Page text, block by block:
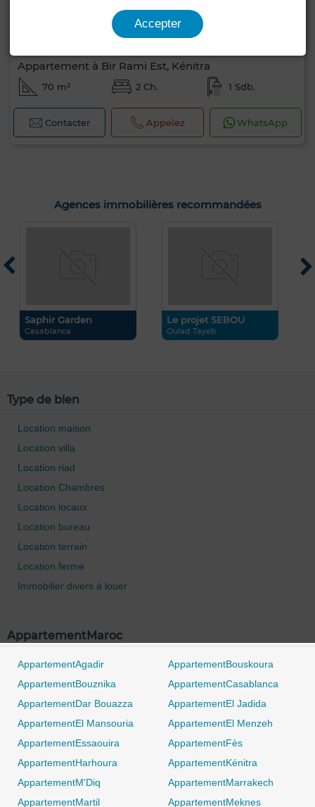
Appartement à Bir Rami Est, Kénitra
70 m² 2 Ch. 1 Sdb.
Contacter Appelez WhatsApp
Agences immobilières recommandées
Saphir Garden
Casablanca
Le projet SEBOU
Oulad Tayeb
Type de bien
Location maison
Location villa
Location riad
Location Chambres
Location locaux
Location bureau
Location terrain
Location ferme
Immobilier divers à louer
AppartementMaroc
AppartementAgadir
AppartementBouskoura
AppartementBouznika
AppartementCasablanca
AppartementDar Bouazza
AppartementEl Jadida
AppartementEl Mansouria
AppartementEl Menzeh
AppartementEssaouira
AppartementFès
AppartementHarhoura
AppartementKénitra
AppartementM'Diq
AppartementMarrakech
AppartementMartil
AppartementMeknes
Accepter